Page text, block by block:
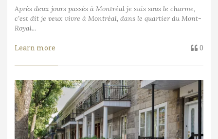
Après deux jours passés à Montréal je suis sous le charme,
c'est dit je veux vivre à Montréal, dans le quartier du Mont-
Royal...
Learn more 0